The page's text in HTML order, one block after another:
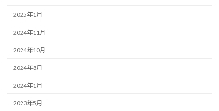
2025年1月
2024年11月
2024年10月
2024年3月
2024年1月
2023年5月